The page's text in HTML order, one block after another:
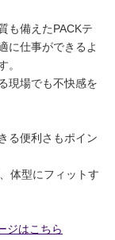
も備えたPACKテ
に仕事ができるよ
。
現場でも不快感を
る便利さもポイン
体型にフィットす
ジはこちら